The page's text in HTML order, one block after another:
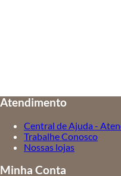
Atendimento
Central de Ajuda -
Trabalhe Conosco
Nossas lojas
Minha Conta